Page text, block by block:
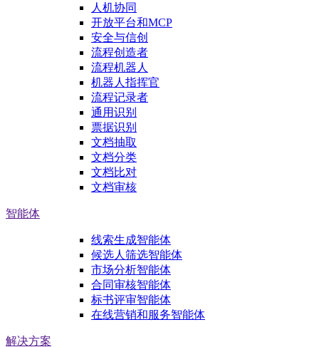
人机协同
开放平台和MCP
安全与信创
流程创造者
流程机器人
机器人指挥官
流程记录者
通用识别
票据识别
文档抽取
文档分类
文档比对
文档审核
智能体
线索生成智能体
候选人筛选智能体
市场分析智能体
合同审核智能体
标书评审智能体
在线营销和服务智能体
解决方案